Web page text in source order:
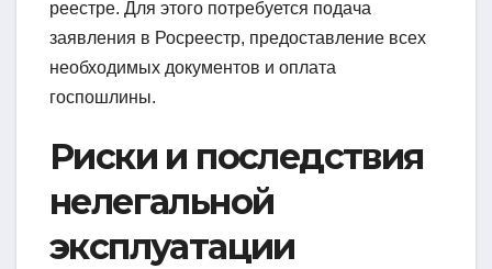
реестре. Для этого потребуется подача
заявления в Росреестр, предоставление всех
необходимых документов и оплата
госпошлины.
Риски и последствия
нелегальной
эксплуатации